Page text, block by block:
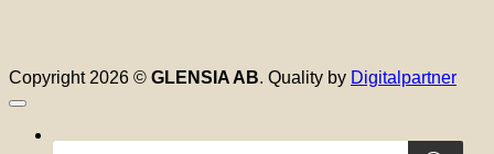
Copyright 2026 © GLENSIA AB. Quality by Digitalpartner
Produktsökning